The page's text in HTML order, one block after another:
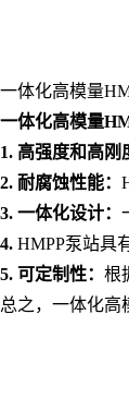
一体化高模量
一体化高模量
1. 高强度和高刚
2. 耐腐蚀性能：
3. 一体化设计：
4. HMPP泵站具
5. 可定制性： 根
总之，一体化高